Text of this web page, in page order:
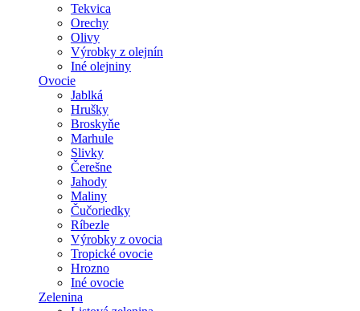
Tekvica
Orechy
Olivy
Výrobky z olejnín
Iné olejniny
Ovocie
Jablká
Hrušky
Broskyňe
Marhule
Slivky
Čerešne
Jahody
Maliny
Čučoriedky
Ríbezle
Výrobky z ovocia
Tropické ovocie
Hrozno
Iné ovocie
Zelenina